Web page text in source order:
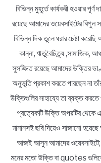
বিভিন্ন মুহূর্তে কার্যকরী হওয়ার
রয়েছে আমাদের ওয়েবসাইটের বিপুল
বিভিন্ন দিক তুলে ধরার চেষ্টা
কান্না, ঋতুবৈচিত্র্য ,সামাজিক,
সুসজ্জিত রয়েছে আমাদের উক্তির
অনুভূতি প্রকাশ করতে পারছেন না
উক্তিগুলির সাহায্যে তা ব্যক্ত
প্রত্যেকটি উক্তি অপরটির থেকে
মানানসই ছবি দিয়েও সাজানো
আজই আসুন আমাদের ওয়েবসাইটে;
মনের মতো উক্তি বা quotes